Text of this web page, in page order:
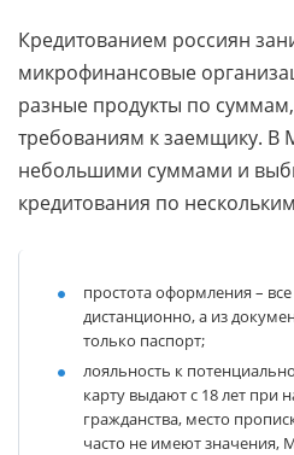
Кредитованием россиян
микрофинансовые
разные продукты по
требованиям к заемщику. В
небольшими суммами и
кредитования по
простота оформления –
дистанционно, а из
только паспорт;
лояльность к
карту выдают с 18 лет при
гражданства, место
часто не имеют